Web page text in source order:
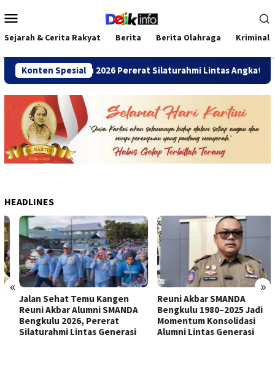
ke
kontenMobile
Sejarah & Cerita Rakyat Berita Berita Olahraga Kriminal
Konten Spesial
Bengkulu 2026 Pererat Silaturahmi Lintas Angkatan
HEADLINES
« »
Jalan Sehat Temu Kangen
Reuni Akbar Alumni SMANDA
Bengkulu 2026, Pererat
Silaturahmi Lintas Generasi
Reuni Akbar SMANDA
Bengkulu 1980–2025 Jadi
Momentum Konsolidasi
Alumni Lintas Generasi